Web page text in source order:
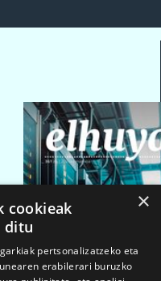
×
cookieak
ditu
pertsonalizatzeko eta
erabilerari buruzko